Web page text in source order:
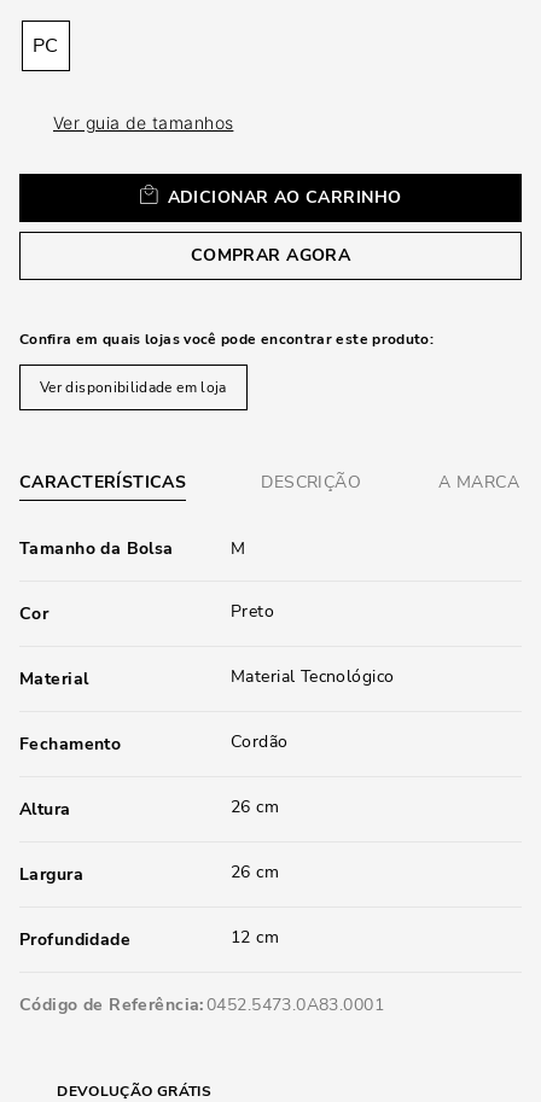
PC
Ver guia de tamanhos
ADICIONAR AO CARRINHO
COMPRAR AGORA
Confira em quais lojas você pode encontrar este produto:
Ver disponibilidade em loja
CARACTERÍSTICAS DESCRIÇÃO A MARCA
Tamanho da Bolsa M
Cor Preto
Material Material Tecnológico
Fechamento Cordão
Altura 26 cm
Largura 26 cm
Profundidade 12 cm
Código de Referência 0452.5473.0A83.0001
DEVOLUÇÃO GRÁTIS